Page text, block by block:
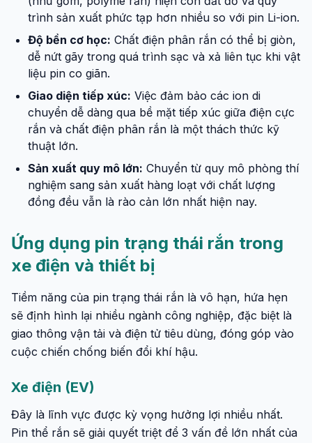
trình sản xuất phức tạp hơn nhiều so với pin Li-ion.
Độ bền cơ học: Chất điện phân rắn có thể bị giòn,
dễ nứt gãy trong quá trình sạc và xả liên tục khi vật
liệu pin co giãn.
Giao diện tiếp xúc: Việc đảm bảo các ion di
chuyển dễ dàng qua bề mặt tiếp xúc giữa điện cực
rắn và chất điện phân rắn là một thách thức kỹ
thuật lớn.
Sản xuất quy mô lớn: Chuyển từ quy mô phòng thí
nghiệm sang sản xuất hàng loạt với chất lượng
đồng đều vẫn là rào cản lớn nhất hiện nay.
Ứng dụng pin trạng thái rắn trong
xe điện và thiết bị
Tiềm năng của pin trạng thái rắn là vô hạn, hứa hẹn
sẽ định hình lại nhiều ngành công nghiệp, đặc biệt là
giao thông vận tải và điện tử tiêu dùng, đóng góp vào
cuộc chiến chống biến đổi khí hậu.
Xe điện (EV)
Đây là lĩnh vực được kỳ vọng hưởng lợi nhiều nhất.
Pin thể rắn sẽ giải quyết triệt để 3 vấn đề lớn nhất của